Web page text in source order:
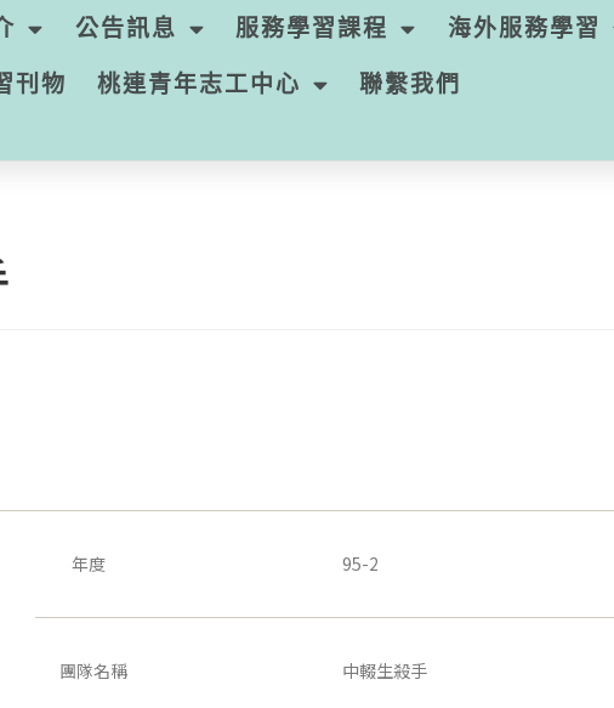
公告訊息 服務學習課程 海外服務學習
刊物
桃連青年志工中心 聯繫我們
年度 95-2
團隊名稱 中輟生殺手